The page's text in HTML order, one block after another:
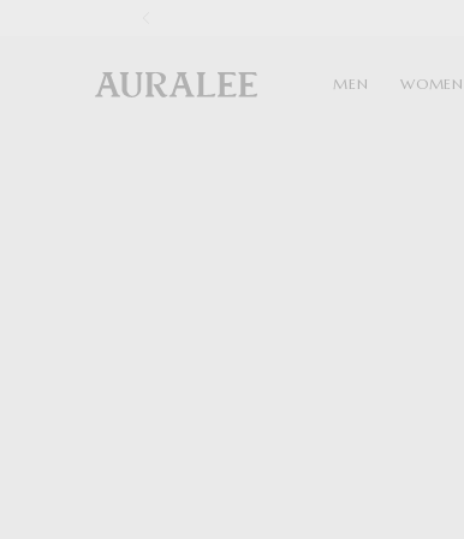
MEN WOMEN